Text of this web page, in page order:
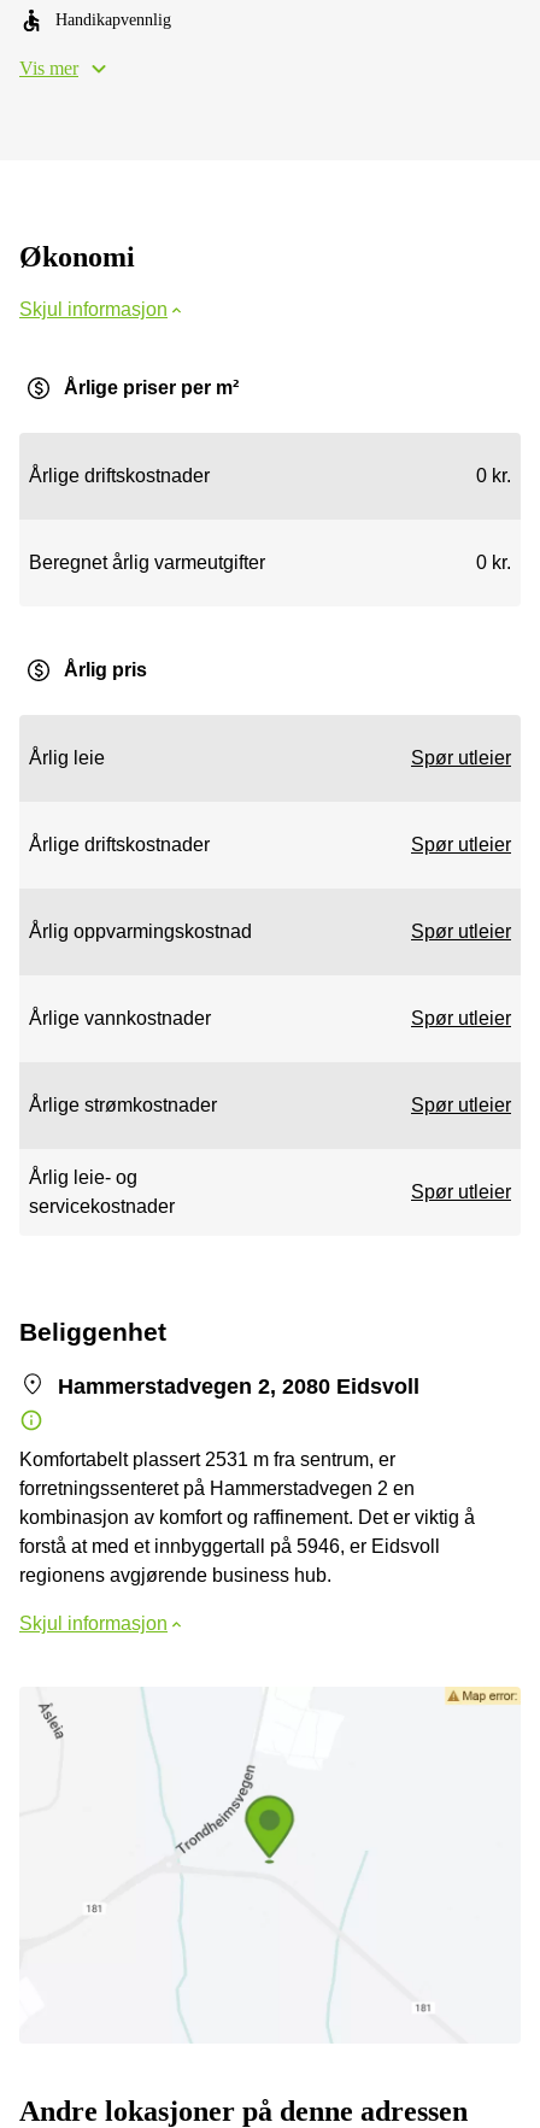
Handikapvennlig
Vis mer
Økonomi
Skjul informasjon
Årlige priser per m²
Årlige driftskostnader 0 kr.
Beregnet årlig varmeutgifter 0 kr.
Årlig pris
Årlig leie Spør utleier
Årlige driftskostnader Spør utleier
Årlig oppvarmingskostnad Spør utleier
Årlige vannkostnader Spør utleier
Årlige strømkostnader Spør utleier
Årlig leie- og
servicekostnader
Spør utleier
Beliggenhet
Hammerstadvegen 2, 2080 Eidsvoll
Komfortabelt plassert 2531 m fra sentrum, er
forretningssenteret på Hammerstadvegen 2 en
kombinasjon av komfort og raffinement. Det er viktig å
forstå at med et innbyggertall på 5946, er Eidsvoll
regionens avgjørende business hub.
Skjul informasjon
Andre lokasjoner på denne adressen